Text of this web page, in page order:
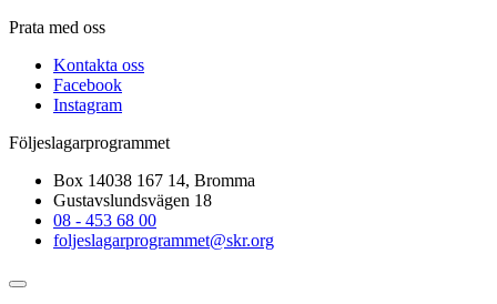
Prata med oss
Kontakta oss
Facebook
Instagram
Följeslagarprogrammet
Box 14038 167 14, Bromma
Gustavslundsvägen 18
08 - 453 68 00
foljeslagarprogrammet@skr.org